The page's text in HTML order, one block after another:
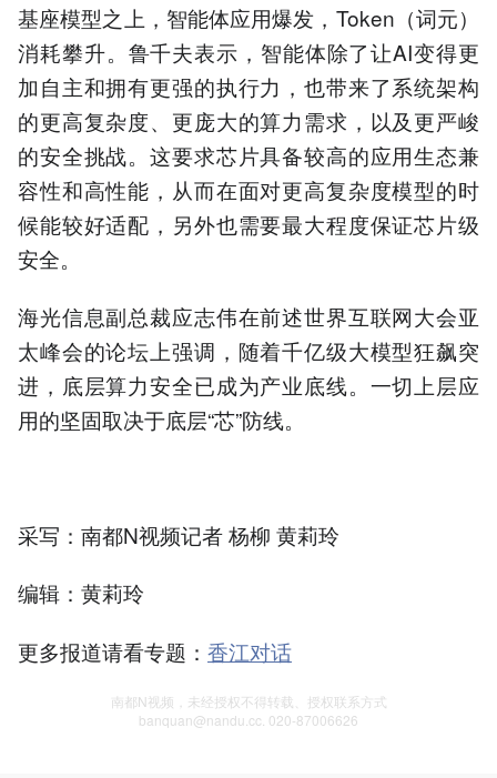
基座模型之上，智能体应用爆发，Token（词元）
消耗攀升。鲁千夫表示，智能体除了让AI变得更
加自主和拥有更强的执行力，也带来了系统架构
的更高复杂度、更庞大的算力需求，以及更严峻
的安全挑战。这要求芯片具备较高的应用生态兼
容性和高性能，从而在面对更高复杂度模型的时
候能较好适配，另外也需要最大程度保证芯片级
安全。
海光信息副总裁应志伟在前述世界互联网大会亚
太峰会的论坛上强调，随着千亿级大模型狂飙突
进，底层算力安全已成为产业底线。一切上层应
用的坚固取决于底层“芯”防线。
采写：南都N视频记者 杨柳 黄莉玲
编辑：黄莉玲
更多报道请看专题： 香江对话
南都N视频，未经授权不得转载、授权联系方式
banquan@nandu.cc. 020-87006626